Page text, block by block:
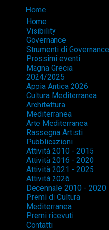
Home
Home
Visibility
Governance
Strumenti di Governance
Prossimi eventi
Magna Grecia
2024/2025
Appia Antica 2026
Cultura Mediterranea
Architettura
Mediterranea
Arte Mediterranea
Rassegna Artisti
Pubblicazioni
Attività 2010 - 2015
Attività 2016 - 2020
Attività 2021 - 2025
Attività 2026
Decennale 2010 - 2020
Premi di Cultura
Mediterranea
Premi ricevuti
Contatti